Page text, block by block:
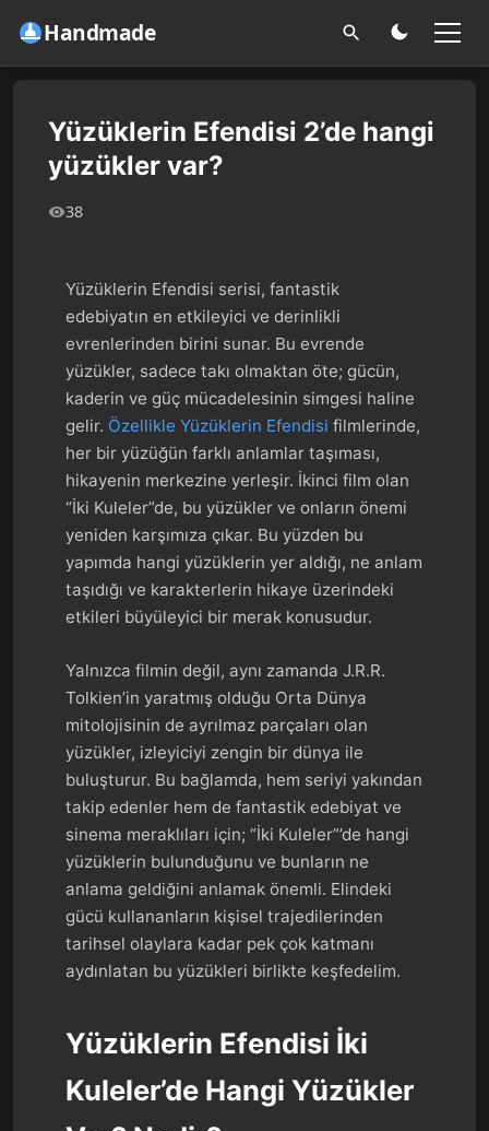
Handmade
Yüzüklerin Efendisi 2’de hangi
yüzükler var?
38
Yüzüklerin Efendisi serisi, fantastik
edebiyatın en etkileyici ve derinlikli
evrenlerinden birini sunar. Bu evrende
yüzükler, sadece takı olmaktan öte; gücün,
kaderin ve güç mücadelesinin simgesi haline
gelir. Özellikle Yüzüklerin Efendisi filmlerinde,
her bir yüzüğün farklı anlamlar taşıması,
hikayenin merkezine yerleşir. İkinci film olan
“İki Kuleler”de, bu yüzükler ve onların önemi
yeniden karşımıza çıkar. Bu yüzden bu
yapımda hangi yüzüklerin yer aldığı, ne anlam
taşıdığı ve karakterlerin hikaye üzerindeki
etkileri büyüleyici bir merak konusudur.
Yalnızca filmin değil, aynı zamanda J.R.R.
Tolkien’in yaratmış olduğu Orta Dünya
mitolojisinin de ayrılmaz parçaları olan
yüzükler, izleyiciyi zengin bir dünya ile
buluşturur. Bu bağlamda, hem seriyi yakından
takip edenler hem de fantastik edebiyat ve
sinema meraklıları için; “İki Kuleler”’de hangi
yüzüklerin bulunduğunu ve bunların ne
anlama geldiğini anlamak önemli. Elindeki
gücü kullananların kişisel trajedilerinden
tarihsel olaylara kadar pek çok katmanı
aydınlatan bu yüzükleri birlikte keşfedelim.
Yüzüklerin Efendisi İki
Kuleler’de Hangi Yüzükler